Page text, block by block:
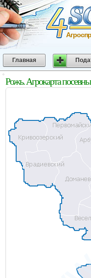
Главная
Рожь. Агрокарта